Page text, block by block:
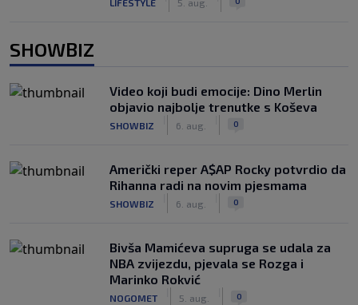
SHOWBIZ
Video koji budi emocije: Dino Merlin
objavio najbolje trenutke s Koševa
SHOWBIZ 6. aug. 0
Američki reper A$AP Rocky potvrdio da
Rihanna radi na novim pjesmama
SHOWBIZ 6. aug. 0
Bivša Mamićeva supruga se udala za
NBA zvijezdu, pjevala se Rozga i
Marinko Rokvić
NOGOMET 5. aug. 0